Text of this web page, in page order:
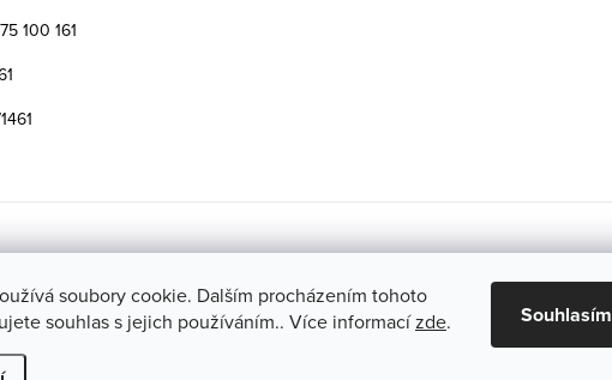
soubory cookie. Dalším procházením tohoto
souhlas s jejich používáním.. Více informacízde. Souhlasím
100 161